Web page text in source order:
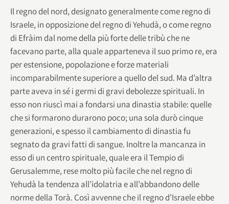
Il regno del nord, designato generalmente come regno di
Israele, in opposizione del regno di Yehudà, o come regno
di Efràim dal nome della più forte delle tribù che ne
facevano parte, alla quale apparteneva il suo primo re, era
per estensione, popolazione e forze materiali
incomparabilmente superiore a quello del sud. Ma d’altra
parte aveva in sé i germi di gravi debolezze spirituali. In
esso non riuscì mai a fondarsi una dinastia stabile: quelle
che si formarono durarono poco; una sola durò cinque
generazioni, e spesso il cambiamento di dinastia fu
segnato da gravi fatti di sangue. Inoltre la mancanza in
esso di un centro spirituale, quale era il Tempio di
Gerusalemme, rese molto più facile che nel regno di
Yehudà la tendenza all’idolatria e all’abbandono delle
norme della Torà. Così avvenne che il regno d’Israele ebbe